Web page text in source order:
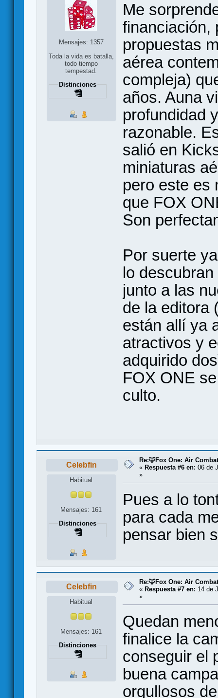
Mensajes: 1357
Toda la vida es batalla,
todo tiempo
tempestad.
Distinciones
Me
financiación,
propuestas
aérea
compleja)
años. Auna
profundidad
razonable.
salió en
miniaturas
pero este es
que FOX
Son
Por suerte
lo
junto a las
de la editora
están allí ya
atractivos y
adquirido
FOX ONE
culto.
Celebfin
Habitual
Mensajes: 161
Distinciones
Re:🦊Fox One: Air
« Respuesta #6 en: 06 de
»
Pues a lo
para cada
pensar bien
Celebfin
Habitual
Mensajes: 161
Distinciones
Re:🦊Fox One: Air
« Respuesta #7 en: 14 de
»
Quedan
finalice la
conseguir el
buena
orgullosos